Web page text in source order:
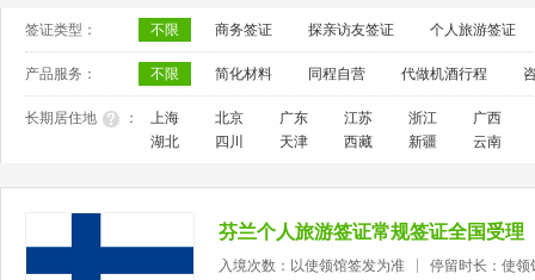
签证类型： 不限 商务签证 探亲访友签证 个人旅游签证
产品服务： 不限 简化材料 同程自营 代做机酒行程
长期居住地 ： 上海 北京 广东 江苏 浙江
广西
湖北
四川 天津 西藏 新疆 云南
芬兰个人旅游签证常规签证全国受理
入境次数：以使领馆签发为准
停留时长：使领